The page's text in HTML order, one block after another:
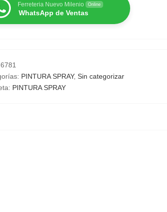
Ferreteria Nuevo Milenio Online
WhatsApp de Ventas
6781
PINTURA SPRAY, Sin categorizar
PINTURA SPRAY